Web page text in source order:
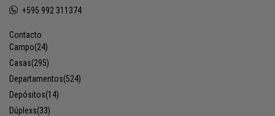
+595 992 311374
Contacto
Campo(24)
Casas(295)
Departamentos(524)
Depósitos(14)
Dúplexs(33)